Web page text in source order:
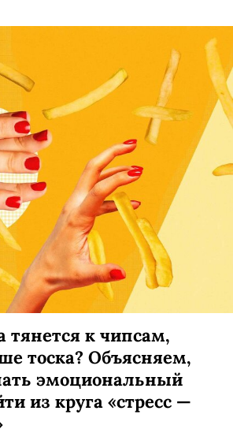
тянется к чипсам,
тоска? Объясняем,
эмоциональный
из круга «стресс —